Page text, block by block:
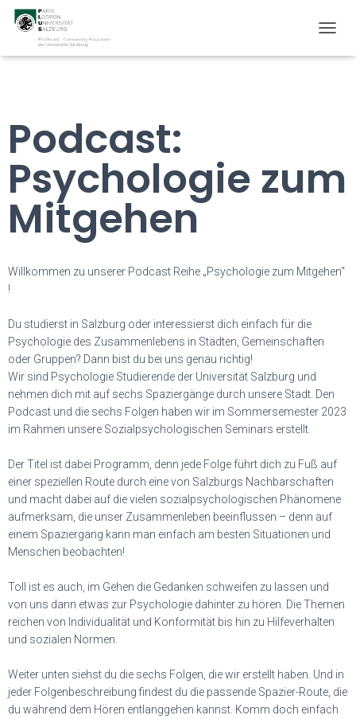
O
I
G
N
Podcast:
Psychologie zum
Mitgehen
Willkommen zu unserer Podcast Reihe „Psychologie zum Mitgehen“
!
Du studierst in Salzburg oder interessierst dich einfach für die
Psychologie des Zusammenlebens in Städten, Gemeinschaften
oder Gruppen? Dann bist du bei uns genau richtig!
Wir sind Psychologie Studierende der Universität Salzburg und
nehmen dich mit auf sechs Spaziergänge durch unsere Stadt. Den
Podcast und die sechs Folgen haben wir im Sommersemester 2023
im Rahmen unsere Sozialpsychologischen Seminars erstellt.
Der Titel ist dabei Programm, denn jede Folge führt dich zu Fuß auf
einer speziellen Route durch eine von Salzburgs Nachbarschaften
und macht dabei auf die vielen sozialpsychologischen Phänomene
aufmerksam, die unser Zusammenleben beeinflussen – denn auf
einem Spaziergang kann man einfach am besten Situationen und
Menschen beobachten!
Toll ist es auch, im Gehen die Gedanken schweifen zu lassen und
von uns dann etwas zur Psychologie dahinter zu hören. Die Themen
reichen von Individualität und Konformität bis hin zu Hilfeverhalten
und sozialen Normen.
Weiter unten siehst du die sechs Folgen, die wir erstellt haben. Und in
jeder Folgenbeschreibung findest du die passende Spazier-Route, die
du während dem Hören entlanggehen kannst. Komm doch einfach